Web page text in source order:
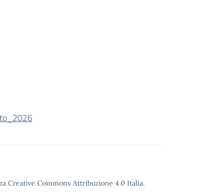
Creative Commons Attribuzione 4.0 Italia.